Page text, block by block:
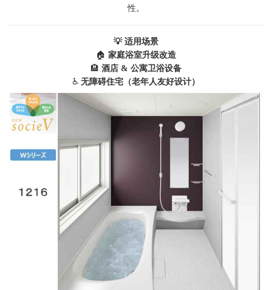
性。
💡 适用场景
🏠 家庭浴室升级改造
🏨 酒店 & 公寓卫浴设备
♿ 无障碍住宅（老年人友好设计）